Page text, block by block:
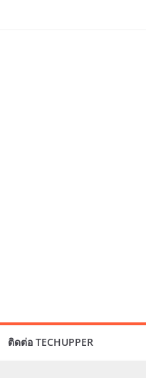
ติดต่อ TECHUPPER